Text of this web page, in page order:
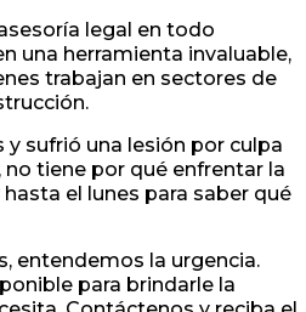
legal en todo
una herramienta invaluable,
trabajan en sectores de
y sufrió una lesión por culpa
tiene por qué enfrentar la
el lunes para saber qué
entendemos la urgencia.
para brindarle la